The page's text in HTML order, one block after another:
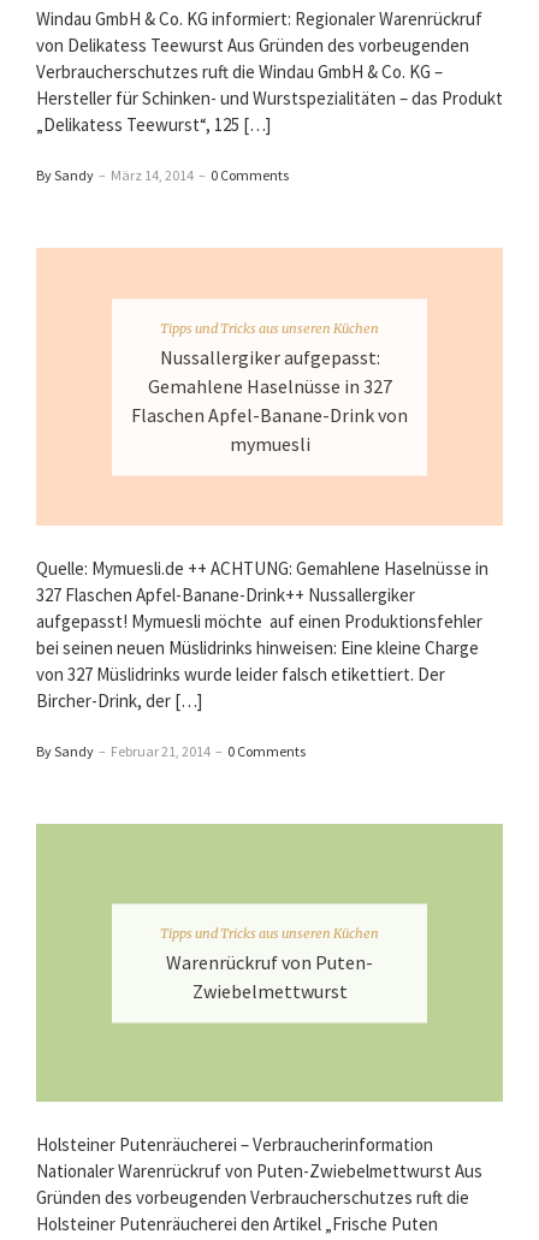
Windau GmbH & Co. KG informiert: Regionaler Warenrückruf
von Delikatess Teewurst Aus Gründen des vorbeugenden
Verbraucherschutzes ruft die Windau GmbH & Co. KG –
Hersteller für Schinken- und Wurstspezialitäten – das Produkt
„Delikatess Teewurst“, 125 […]
By Sandy – März 14, 2014 – 0 Comments
Tipps und Tricks aus unseren Küchen
Nussallergiker aufgepasst:
Gemahlene Haselnüsse in 327
Flaschen Apfel-Banane-Drink von
mymuesli
Quelle: Mymuesli.de ++ ACHTUNG: Gemahlene Haselnüsse in
327 Flaschen Apfel-Banane-Drink++ Nussallergiker
aufgepasst! Mymuesli möchte auf einen Produktionsfehler
bei seinen neuen Müslidrinks hinweisen: Eine kleine Charge
von 327 Müslidrinks wurde leider falsch etikettiert. Der
Bircher-Drink, der […]
By Sandy – Februar 21, 2014 – 0 Comments
Tipps und Tricks aus unseren Küchen
Warenrückruf von Puten-
Zwiebelmettwurst
Holsteiner Putenräucherei – Verbraucherinformation
Nationaler Warenrückruf von Puten-Zwiebelmettwurst Aus
Gründen des vorbeugenden Verbraucherschutzes ruft die
Holsteiner Putenräucherei den Artikel „Frische Puten